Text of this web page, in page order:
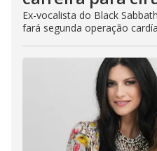
Ex-vocalista do Black
fará segunda operação